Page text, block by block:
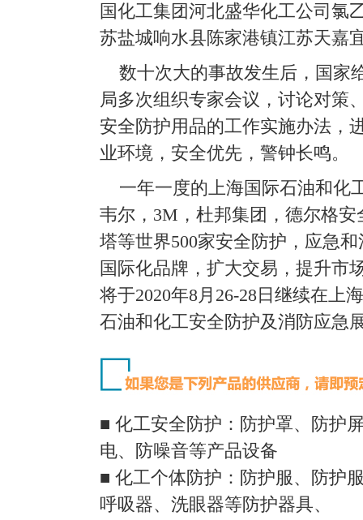
国化工集团河北盛华化工公司氯
苏盐城响水县陈家港镇江苏天嘉
数十次大的事故发生后，国家
局多次组织专家会议，讨论对策
安全防护用品的工作实施办法，
业环境，安全优先，警钟长鸣。
一年一度的上海国际石油和化
韦尔，3M，杜邦集团，德尔格
塔等世界500家安全防护，应急
国际化品牌，扩大交易，提升市
将于2020年8月26-28日继续在上
石油和化工安全防护及消防应急
■ 化工安全防护：防护罩、防护
电、防噪音等产品设备
■ 化工个体防护：防护服、防护
呼吸器、洗眼器等防护器具、